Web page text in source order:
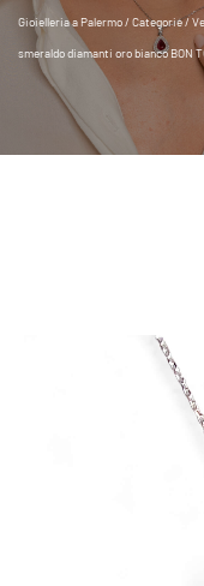
Gioielleria a Palermo/ Categorie/
smeraldo diamanti oro bianco BON